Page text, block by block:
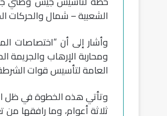
الشعبية – شمال والحركات
وأشار إلى أن “اختصاصات
ومحاربة الإرهاب والجريمة
العامة لتأسيس قوات الشرطة
وتأتي هذه الخطوة في ظل
ثلاثة أعوام، وما رافقها